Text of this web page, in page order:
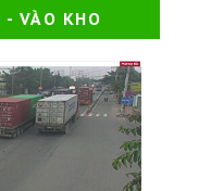
VÀO KHO